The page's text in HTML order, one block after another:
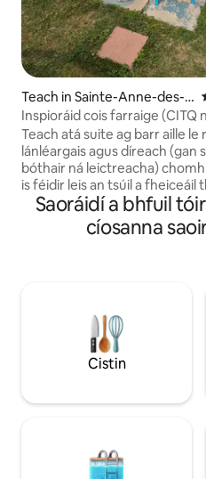
Teach in Sainte-Anne-des-
Monts
Inspioráid cois farraige (CITQ
296829)
Teach atá suite ag barr aille le
lánléargais agus díreach (gan
bóthair ná leictreacha)
is féidir leis an tsúil a fheiceáil
Abhainn! Fáilte chuig daoine a bhfuil dúil
acu sa Dúlra, sa Mhuir agus
Is cuma más sciálaithe,
háilleacht na timpeallachta! Suite 32
nóiméad ó ionad seirbhíse
Gaspésie, áit a bhfaighidh tú
ciliméadar de chosáin do gach
Saoráidí a bhfuil
cíosanna
Cistin